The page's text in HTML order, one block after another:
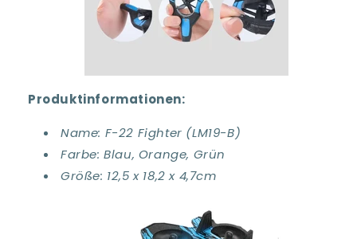
Produktinformationen:
Name: F-22 Fighter (LM19-B)
Farbe: Blau, Orange, Grün
Größe: 12,5 x 18,2 x 4,7cm